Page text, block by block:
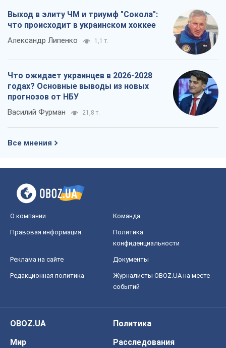
Выход в элиту ЧМ и триумф "Сокола":
что происходит в украинском хоккее
Александр Липенко 1,1 т.
Что ожидает украинцев в 2026-2028
годах? Основные выводы из новых
прогнозов от НБУ
Василий Фурман 21,8 т.
Все мнения
О компании Команда
Правовая информация
Политика
конфиденциальности
Реклама на сайте Документы
Редакционная политика
Журналисты OBOZ.UA на месте
событий
OBOZ.UA
Политика
Мир
Расследования